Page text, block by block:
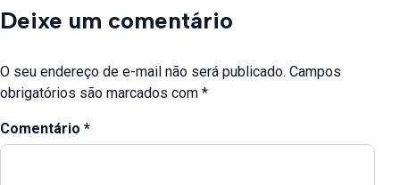
Deixe um comentário
O seu endereço de e-mail não será publicado. Campos
obrigatórios são marcados com *
Comentário *